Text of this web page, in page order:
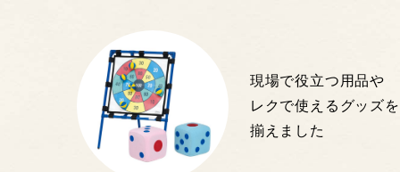
現場で役立つ用品や
レクで使えるグッズを
揃えました